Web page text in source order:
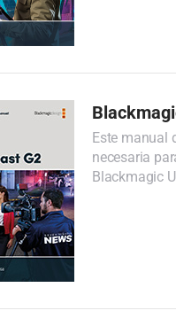
Este manual
necesaria
Blackmagic